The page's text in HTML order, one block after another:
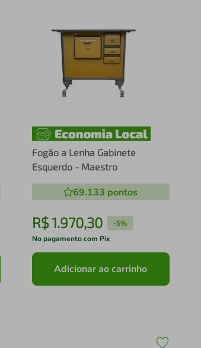
Fogão a Lenha Gabinete
Esquerdo - Maestro
69.133 pontos
R$1.970,30 -5%
No pagamento com Pix
Adicionar ao carrinho